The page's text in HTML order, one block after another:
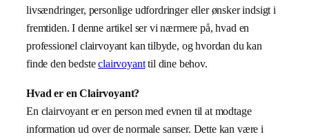
livsændringer, personlige udfordringer eller ønsker indsigt i
fremtiden. I denne artikel ser vi nærmere på, hvad en
professionel clairvoyant kan tilbyde, og hvordan du kan
finde den bedsteclairvoyanttil dine behov.
Hvad er en Clairvoyant?
En clairvoyant er en person med evnen til at modtage
information ud over de normale sanser. Dette kan være i